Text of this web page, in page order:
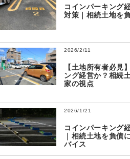
コインパーキング
対策｜相続土地を
2026/2/11
【土地所有者必見
ング経営か？相続
家の視点
2026/1/21
コインパーキング
｜相続土地を負債
バイス